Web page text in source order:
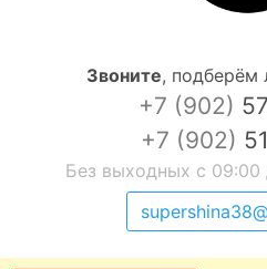
Звоните, подберём
+7 (902)
+7 (902)
Без выходных с 09:00